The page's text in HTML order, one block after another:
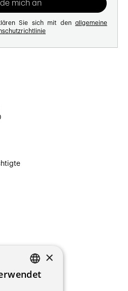
Sie sich mit den allgemeine
FRENCH
×